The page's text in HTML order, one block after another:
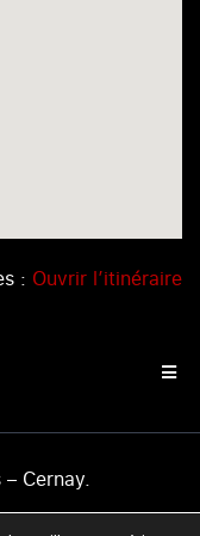
: Ouvrir l’itinéraire
Cernay.